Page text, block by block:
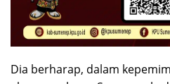
Dia berharap, dalam